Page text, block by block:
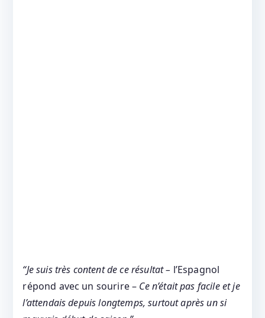
“Je suis très content de ce résultat – l’Espagnol
répond avec un sourire – Ce n’était pas facile et je
l’attendais depuis longtemps, surtout après un si